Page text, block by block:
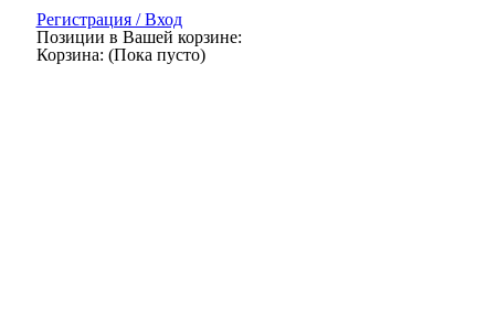
Регистрация / Вход
Позиции в Вашей корзине:
Корзина: (Пока пусто)